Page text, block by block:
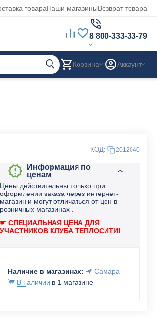
товараНаши магазиныВозврат товара
8 800-333-33-79
Корзина Аккаунт
КОД: 2012040
Информация по
ценам
Цены действительны только при
оформлении заказа через интернет-
магазин и могут отличаться от цен в
розничных магазинах .
☛ СПЕЦИАЛЬНАЯ ЦЕНА ДЛЯ
УЧАСТНИКОВ КЛУБА ТЕПЛОСИТИ!
Наличие в магазинах:
Самара
В наличии в 1 магазине